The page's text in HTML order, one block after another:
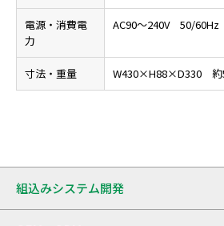
電源・消費電
力
AC90～240V 50/
寸法・重量 W430×H88×D330 約
組込みシステム開発